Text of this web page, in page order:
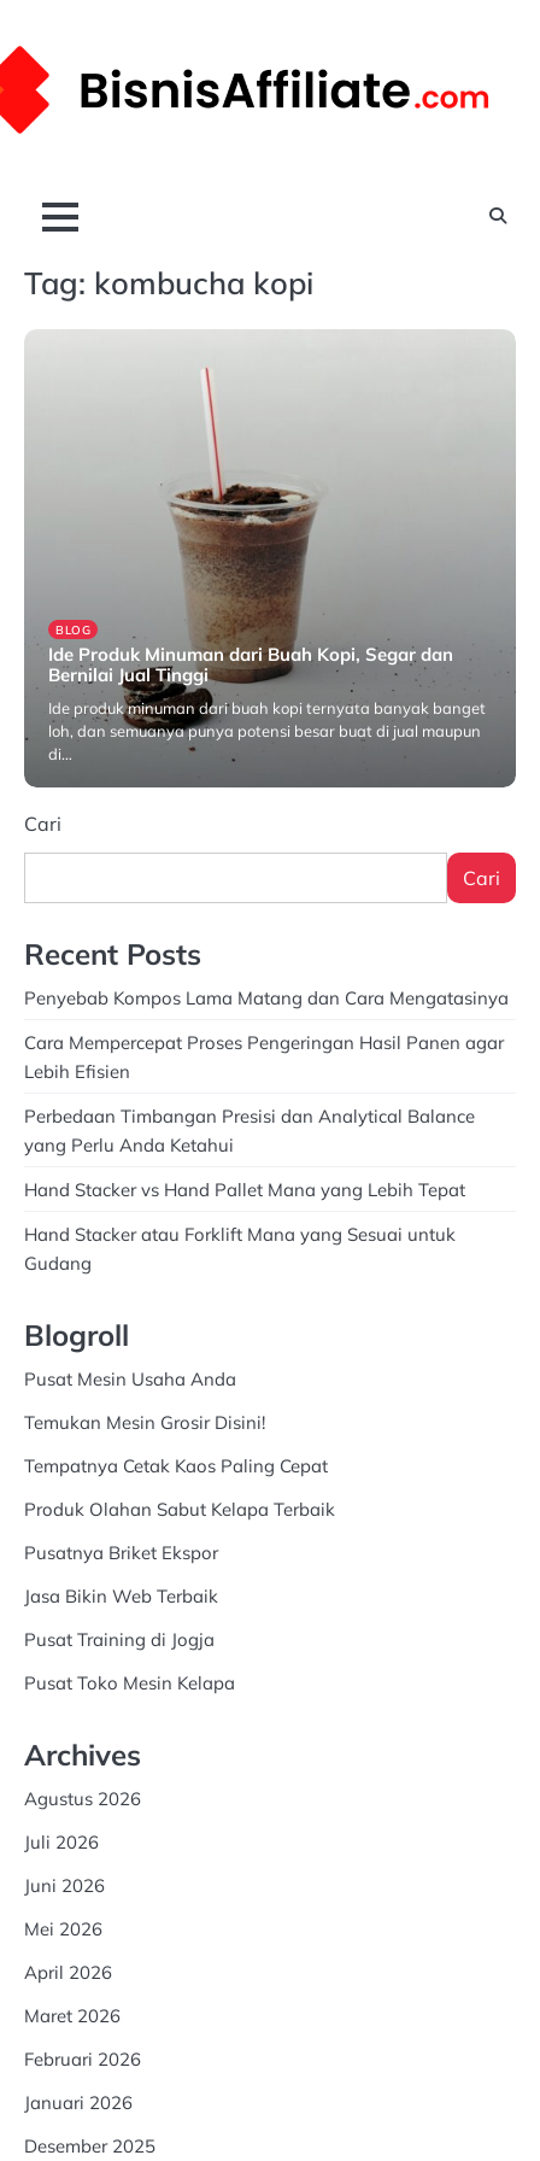
to
content
Tag: kombucha kopi
BLOG
Ide Produk Minuman dari Buah Kopi, Segar dan
Bernilai Jual Tinggi
Ide produk minuman dari buah kopi ternyata banyak banget
loh, dan semuanya punya potensi besar buat di jual maupun
di…
Juni 19, 2025
Cari
Cari
Recent Posts
Penyebab Kompos Lama Matang dan Cara Mengatasinya
Cara Mempercepat Proses Pengeringan Hasil Panen agar
Lebih Efisien
Perbedaan Timbangan Presisi dan Analytical Balance
yang Perlu Anda Ketahui
Hand Stacker vs Hand Pallet Mana yang Lebih Tepat
Hand Stacker atau Forklift Mana yang Sesuai untuk
Gudang
Blogroll
Pusat Mesin Usaha Anda
Temukan Mesin Grosir Disini!
Tempatnya Cetak Kaos Paling Cepat
Produk Olahan Sabut Kelapa Terbaik
Pusatnya Briket Ekspor
Jasa Bikin Web Terbaik
Pusat Training di Jogja
Pusat Toko Mesin Kelapa
Archives
Agustus 2026
Juli 2026
Juni 2026
Mei 2026
April 2026
Maret 2026
Februari 2026
Januari 2026
Desember 2025